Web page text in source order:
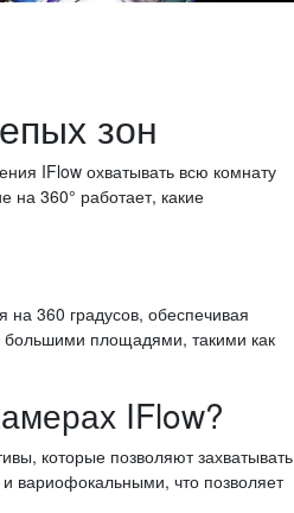
зон
IFlow охватывать всю комнату
на 360° работает, какие
360 градусов, обеспечивая
большими площадями, такими как
IFlow?
которые позволяют захватывать
вариофокальными, что позволяет